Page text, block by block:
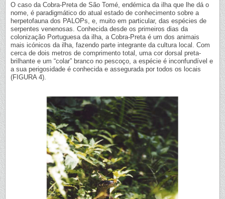
O caso da Cobra-Preta de São Tomé, endémica da ilha que lhe dá o
nome, é paradigmático do atual estado de conhecimento sobre a
herpetofauna dos PALOPs, e, muito em particular, das espécies de
serpentes venenosas. Conhecida desde os primeiros dias da
colonização Portuguesa da ilha, a Cobra-Preta é um dos animais
mais icónicos da ilha, fazendo parte integrante da cultura local. Com
cerca de dois metros de comprimento total, uma cor dorsal preta-
brilhante e um “colar” branco no pescoço, a espécie é inconfundível e
a sua perigosidade é conhecida e assegurada por todos os locais
(FIGURA 4).